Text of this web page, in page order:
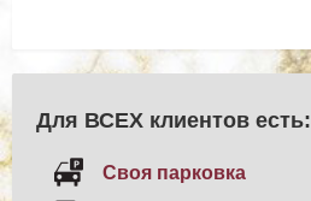
Для ВСЕХ клиентов есть:
Своя парковка